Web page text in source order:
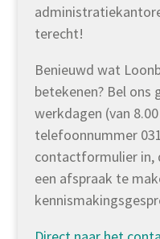
terecht!
Benieuwd wat
betekenen? Bel ons
werkdagen (van
telefoonnummer
contactformulier in,
een afspraak te